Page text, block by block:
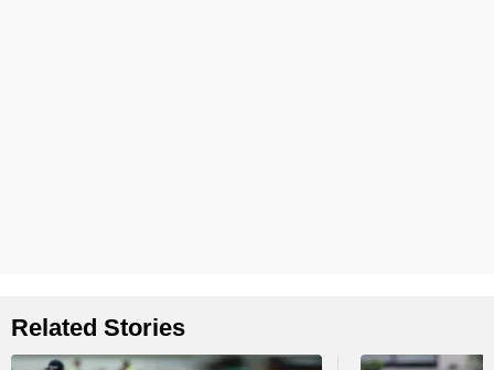
Related Stories